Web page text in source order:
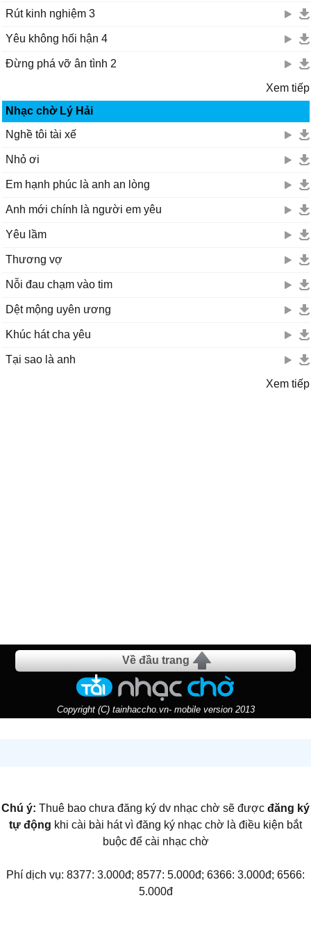
Rút kinh nghiệm 3
Yêu không hối hận 4
Đừng phá vỡ ân tình 2
Xem tiếp
Nhạc chờ Lý Hải
Nghề tôi tài xế
Nhỏ ơi
Em hạnh phúc là anh an lòng
Anh mới chính là người em yêu
Yêu lầm
Thương vợ
Nỗi đau chạm vào tim
Dệt mộng uyên ương
Khúc hát cha yêu
Tại sao là anh
Xem tiếp
Về đầu trang
Copyright (C) tainhaccho.vn- mobile version 2013
Chú ý: Thuê bao chưa đăng ký dv nhạc chờ sẽ được đăng ký
tự động khi cài bài hát vì đăng ký nhạc chờ là điều kiện bắt
buộc để cài nhạc chờ
Phí dịch vụ: 8377: 3.000đ; 8577: 5.000đ; 6366: 3.000đ; 6566:
5.000đ